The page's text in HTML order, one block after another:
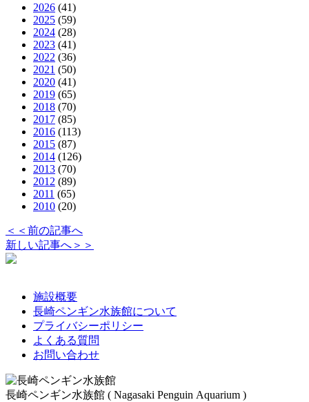
2026 (41)
2025 (59)
2024 (28)
2023 (41)
2022 (36)
2021 (50)
2020 (41)
2019 (65)
2018 (70)
2017 (85)
2016 (113)
2015 (87)
2014 (126)
2013 (70)
2012 (89)
2011 (65)
2010 (20)
＜＜前の記事へ
新しい記事へ＞＞
施設概要
長崎ペンギン水族館について
プライバシーポリシー
よくある質問
お問い合わせ
長崎ペンギン水族館 ( Nagasaki Penguin Aquarium )